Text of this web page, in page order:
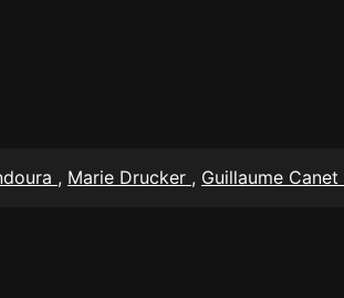
, Marie Drucker , Guillaume Canet